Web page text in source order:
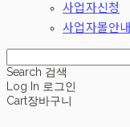
사업자신청
사업자몰안내
Search 검색
Log In 로그인
Cart장바구니